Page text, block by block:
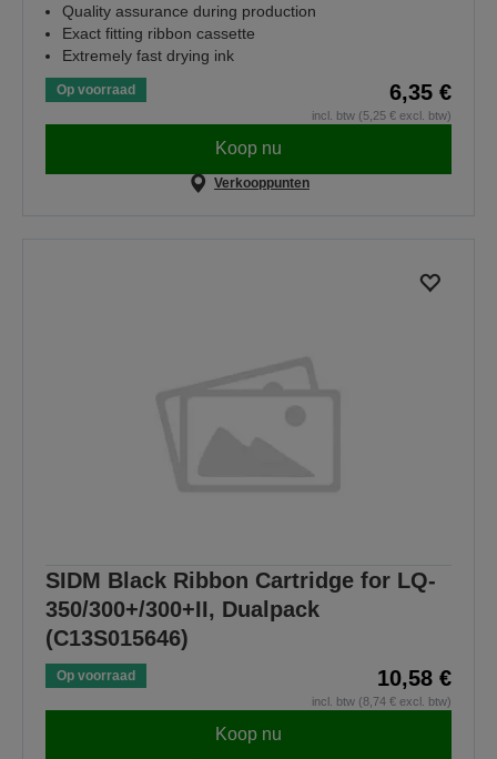
Quality assurance during production
Exact fitting ribbon cassette
Extremely fast drying ink
Op voorraad 6,35 €
incl. btw (5,25 € excl. btw)
Koop nu
Verkooppunten
SIDM Black Ribbon Cartridge for LQ-
350/300+/300+II, Dualpack
(C13S015646)
Op voorraad 10,58 €
incl. btw (8,74 € excl. btw)
Koop nu